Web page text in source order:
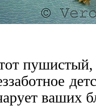
пушистый,
ваших